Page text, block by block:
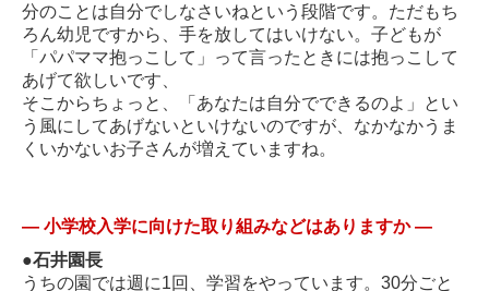
分のことは自分でしなさいねという段階です。ただもち
ろん幼児ですから、手を放してはいけない。子どもが
「パパママ抱っこして」って言ったときには抱っこして
あげて欲しいです、
そこからちょっと、「あなたは自分でできるのよ」とい
う風にしてあげないといけないのですが、なかなかうま
くいかないお子さんが増えていますね。
― 小学校入学に向けた取り組みなどはありますか―
●石井園長
うちの園では週に1回、学習をやっています。30分ごと